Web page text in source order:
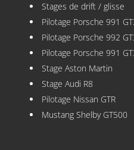
Stages de drift / glisse
Pilotage Porsche 991
Pilotage Porsche 992
Pilotage Porsche 991
Stage Aston Martin
Stage Audi R8
Pilotage Nissan GTR
Mustang Shelby GT500